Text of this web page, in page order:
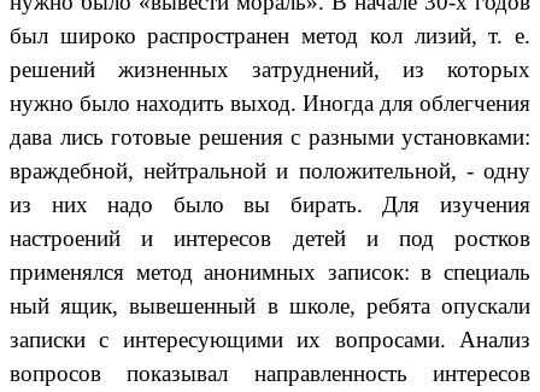
был широко распространен метод кол лизий, т. е.
решений жизненных затруднений, из которых
нужно было находить выход. Иногда для облегчения
дава лись готовые решения с разными установками:
враждебной, нейтральной и положительной, - одну
из них надо было вы бирать. Для изучения
настроений и интересов детей и под ростков
применялся метод анонимных записок: в специаль
ный ящик, вывешенный в школе, ребята опускали
записки с интересующими их вопросами. Анализ
вопросов показывал направленность интересов